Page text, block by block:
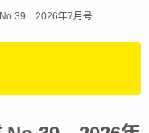
No.39 2026年7月号